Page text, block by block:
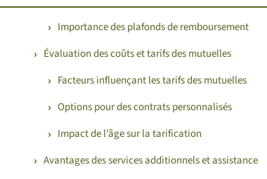
Importance des plafonds de remboursement
Évaluation des coûts et tarifs des mutuelles
Facteurs influençant les tarifs des mutuelles
Options pour des contrats personnalisés
Impact de l’âge sur la tarification
Avantages des services additionnels et assistance